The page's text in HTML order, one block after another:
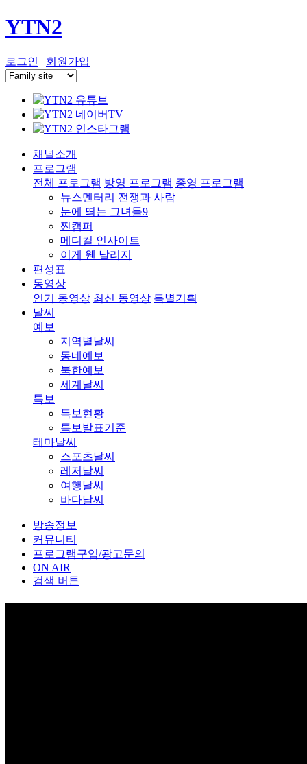
YTN2
로그인 | 회원가입
채널소개
프로그램
전체 프로그램 방영 프로그램 종영 프로그램
뉴스멘터리 전쟁과 사람
눈에 띄는 그녀들9
찐캠퍼
메디컬 인사이트
이게 웬 날리지
편성표
동영상
인기 동영상 최신 동영상 특별기획
날씨
예보
지역별날씨
동네예보
북한예보
세계날씨
특보
특보현황
특보발표기준
테마날씨
스포츠날씨
레저날씨
여행날씨
바다날씨
방송정보
커뮤니티
프로그램구입/광고문의
ON AIR
검색 버튼